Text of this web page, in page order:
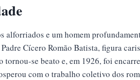
alforriados e um homem
Cícero Romão Batista, figura
se beato e, em 1926, foi
com o trabalho coletivo dos